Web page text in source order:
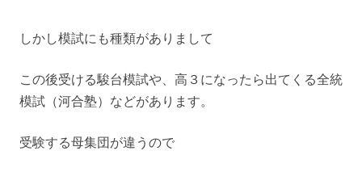
しかし模試にも種類がありまして
この後受ける駿台模試や、高３になったら出てくる全統
模試（河合塾）などがあります。
受験する母集団が違うので